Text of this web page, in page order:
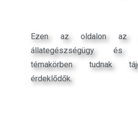
Ezen az oldalon az
állategészségügy és
témakörben tudnak
érdeklődők.